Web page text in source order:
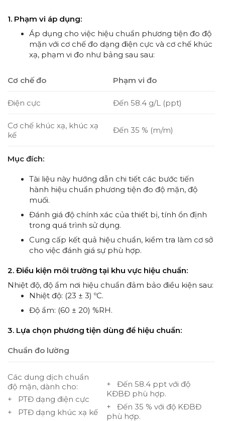
1. Phạm vi áp dụng:
Áp dụng cho việc hiệu chuẩn phương tiện đo độ
mặn với cơ chế đo dạng điện cực và cơ chế khúc
xạ, phạm vi đo như bảng sau sau:
Cơ chế đo Phạm vi đo
Điện cực Đến 58.4 g/L (ppt)
Cơ chế khúc xạ, khúc xạ
kế
Đến 35 % (m/m)
Mục đích:
Tài liệu này hướng dẫn chi tiết các bước tiến
hành hiệu chuẩn phương tiện đo độ mặn, độ
muối.
Đánh giá độ chính xác của thiết bị, tính ổn định
trong quá trình sử dụng.
Cung cấp kết quả hiệu chuẩn, kiểm tra làm cơ sở
cho việc đánh giá sự phù hợp.
2. Điều kiện môi trường tại khu vực hiệu chuẩn:
Nhiệt độ, độ ẩm nơi hiệu chuẩn đảm bảo điều kiện sau:
Nhiệt độ: (23 ± 3) ºC.
Độ ẩm: (60 ± 20) %RH.
3. Lựa chọn phương tiện dùng để hiệu chuẩn:
Chuẩn đo lường
Các dung dịch chuẩn
độ mặn, dành cho:
+ PTĐ dạng điện cực
+ PTĐ dạng khúc xạ kế
+ Đến 58.4 ppt với độ
KĐBĐ phù hợp.
+ Đến 35 % với độ KĐBĐ
phù hợp.